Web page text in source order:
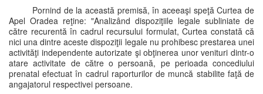
Pornind de la această premisă, în aceeaşi speţă Curtea de
Apel Oradea reţine: "Analizând dispoziţiile legale subliniate de
către recurentă în cadrul recursului formulat, Curtea constată că
nici una dintre aceste dispoziţii legale nu prohibesc prestarea unei
activităţi independente autorizate şi obţinerea unor venituri dintr-o
atare activitate de către o persoană, pe perioada concediului
prenatal efectuat în cadrul raporturilor de muncă stabilite faţă de
angajatorul respectivei persoane.